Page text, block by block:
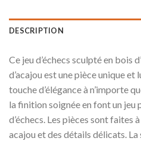
DESCRIPTION
Ce jeu d’échecs sculpté en bois
d’acajou est une pièce unique
touche d’élégance à n’importe
la finition soignée en font un jeu
d’échecs. Les pièces sont faites
acajou et des détails délicats.